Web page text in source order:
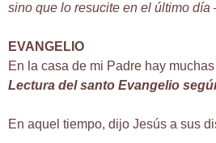
sino que lo resucite en el último día
EVANGELIO
En la casa de mi Padre hay
Lectura del santo Evangelio
En aquel tiempo, dijo Jesús a sus